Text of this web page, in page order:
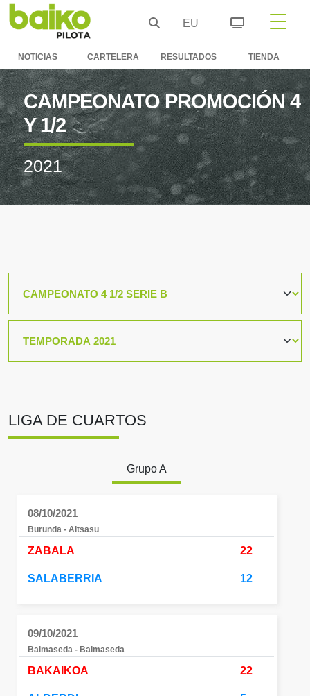
EU
NOTICIAS CARTELERA RESULTADOS TIENDA
CAMPEONATO PROMOCIÓN 4
Y 1/2
2021
LIGA DE CUARTOS
Grupo A
08/10/2021
Burunda - Altsasu
ZABALA 22
SALABERRIA 12
09/10/2021
Balmaseda - Balmaseda
BAKAIKOA 22